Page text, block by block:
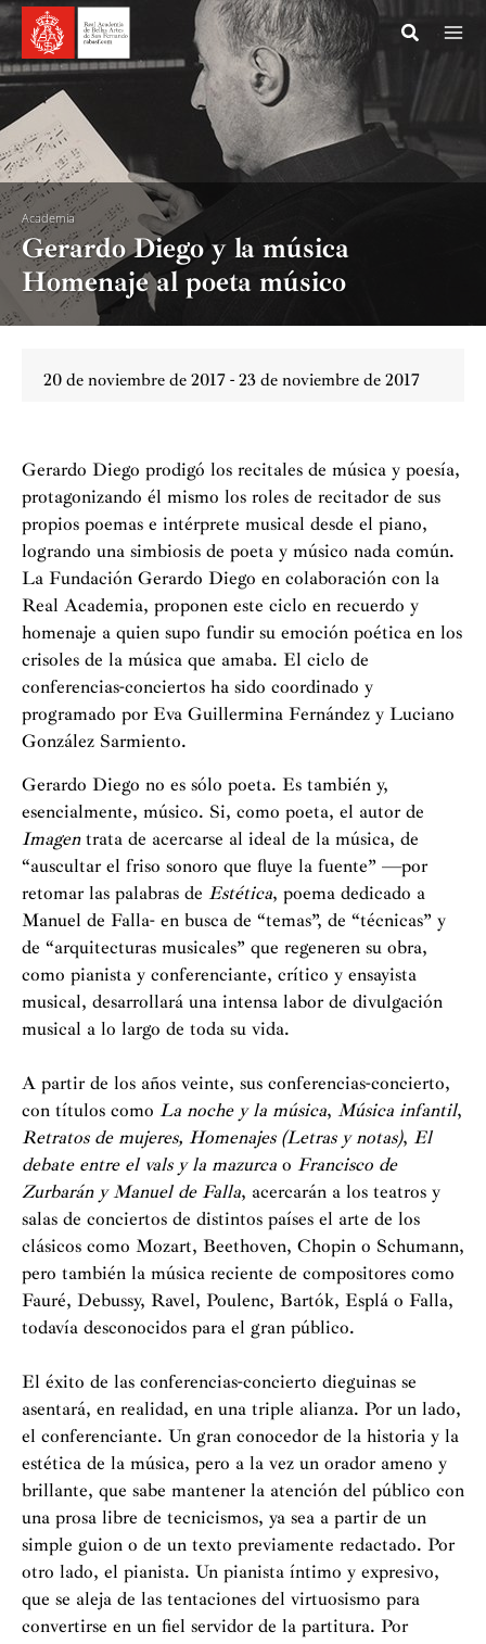
Ir
contenido
Academia
Gerardo Diego y la música
Homenaje al poeta músico
20 de noviembre de 2017 - 23 de noviembre de 2017
Gerardo Diego prodigó los recitales de música y poesía,
protagonizando él mismo los roles de recitador de sus
propios poemas e intérprete musical desde el piano,
logrando una simbiosis de poeta y músico nada común.
La Fundación Gerardo Diego en colaboración con la
Real Academia, proponen este ciclo en recuerdo y
homenaje a quien supo fundir su emoción poética en los
crisoles de la música que amaba. El ciclo de
conferencias-conciertos ha sido coordinado y
programado por Eva Guillermina Fernández y Luciano
González Sarmiento.
Gerardo Diego no es sólo poeta. Es también y,
esencialmente, músico. Si, como poeta, el autor de
Imagentrata de acercarse al ideal de la música, de
“auscultar el friso sonoro que fluye la fuente” —por
retomar las palabras de Estética, poema dedicado a
Manuel de Falla- en busca de “temas”, de “técnicas” y
de “arquitecturas musicales” que regeneren su obra,
como pianista y conferenciante, crítico y ensayista
musical, desarrollará una intensa labor de divulgación
musical a lo largo de toda su vida.
A partir de los años veinte, sus conferencias-concierto,
con títulos como La noche y la música, Música infantil,
Retratos de mujeres, Homenajes (Letras y notas), El
debate entre el vals y la mazurca o Francisco de
Zurbarán y Manuel de Falla, acercarán a los teatros y
salas de conciertos de distintos países el arte de los
clásicos como Mozart, Beethoven, Chopin o Schumann,
pero también la música reciente de compositores como
Fauré, Debussy, Ravel, Poulenc, Bartók, Esplá o Falla,
todavía desconocidos para el gran público.
El éxito de las conferencias-concierto dieguinas se
asentará, en realidad, en una triple alianza. Por un lado,
el conferenciante. Un gran conocedor de la historia y la
estética de la música, pero a la vez un orador ameno y
brillante, que sabe mantener la atención del público con
una prosa libre de tecnicismos, ya sea a partir de un
simple guion o de un texto previamente redactado. Por
otro lado, el pianista. Un pianista íntimo y expresivo,
que se aleja de las tentaciones del virtuosismo para
convertirse en un fiel servidor de la partitura. Por